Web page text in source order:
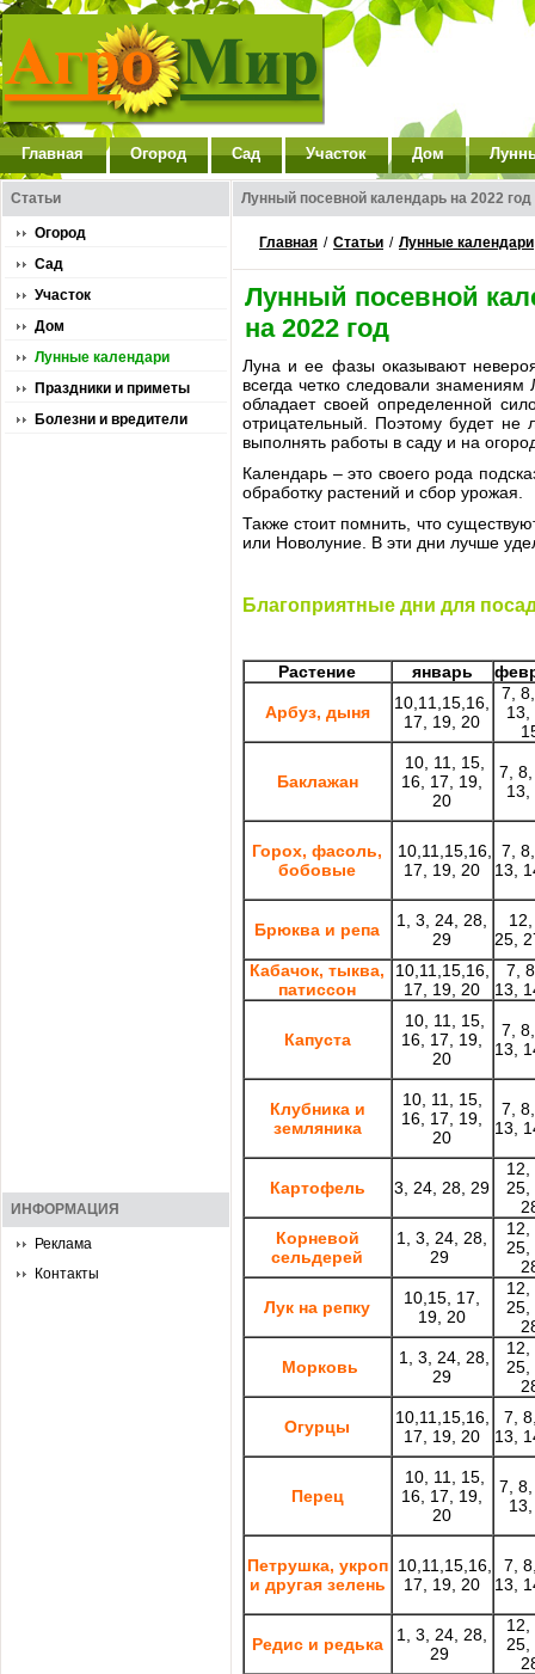
Главная Огород Сад Участок Дом
Статьи
Огород
Сад
Участок
Дом
Лунные календари
Праздники и приметы
Болезни и вредители
ИНФОРМАЦИЯ
Реклама
Контакты
Лунный посевной календарь на 2022 год
Главная / Статьи / Лунные календари
Лунный посевной
на 2022 год
Луна и ее фазы оказывают
всегда четко следовали
обладает своей определенной
отрицательный. Поэтому будет
выполнять работы в саду и на
Календарь – это своего рода
обработку растений и сбор урожая.
Также стоит помнить, что
или Новолуние. В эти дни лучше
Благоприятные дни для
Растение январь
Арбуз, дыня
10,11,15,16,
17, 19, 20
7,
13,
Баклажан
10, 11, 15,
16, 17, 19,
20
7,
Горох, фасоль,
бобовые
10,11,15,16,
17, 19, 20
7,
13,
Брюква и репа
1, 3, 24, 28,
29
25,
Кабачок, тыква,
патиссон
10,11,15,16,
17, 19, 20
7,
13,
Капуста
10, 11, 15,
16, 17, 19,
20
7,
13,
Клубника и
земляника
10, 11, 15,
16, 17, 19,
20
7,
13,
Картофель 3, 24, 28, 29
12,
25,
Корневой
сельдерей
1, 3, 24, 28,
29
12,
25,
Лук на репку
10,15, 17,
19, 20
12,
25,
Морковь
1, 3, 24, 28,
29
12,
25,
Огурцы
10,11,15,16,
17, 19, 20
7,
13,
Перец
10, 11, 15,
16, 17, 19,
20
7,
Петрушка, укроп
и другая зелень
10,11,15,16,
17, 19, 20
7,
13,
Редис и редька
1, 3, 24, 28,
29
12,
25,